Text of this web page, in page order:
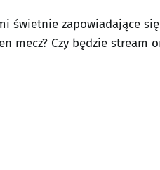
świetnie zapowiadające
mecz? Czy będzie stream